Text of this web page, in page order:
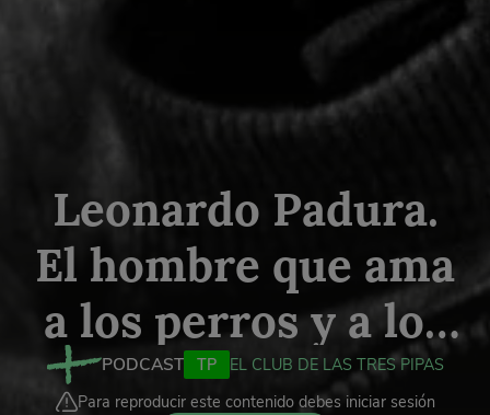
Leonardo Padura.
El hombre que ama
a los perros y a los
gatos
PODCAST TP
EL CLUB DE LAS TRES PIPAS
Para reproducir este contenido debes iniciar sesión